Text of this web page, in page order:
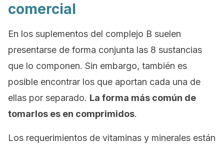
comercial
En los suplementos del complejo B suelen
presentarse de forma conjunta las 8 sustancias
que lo componen. Sin embargo, también es
posible encontrar los que aportan cada una de
ellas por separado. La forma más común de
tomarlos es en comprimidos.
Los requerimientos de vitaminas y minerales están